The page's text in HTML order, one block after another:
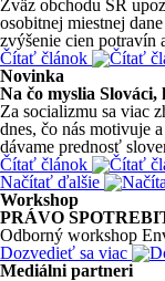
Zväz obchodu SR
osobitnej miestnej
zvýšenie cien potravín
Čítať článok
Novinka
Na čo myslia
Za socializmu sa viac
dnes, čo nás motivuje
dávame prednosť
Čítať článok
Načítať ďalšie
Workshop
PRÁVO
Odborný workshop
Dozvedieť sa viac
Mediálni partneri